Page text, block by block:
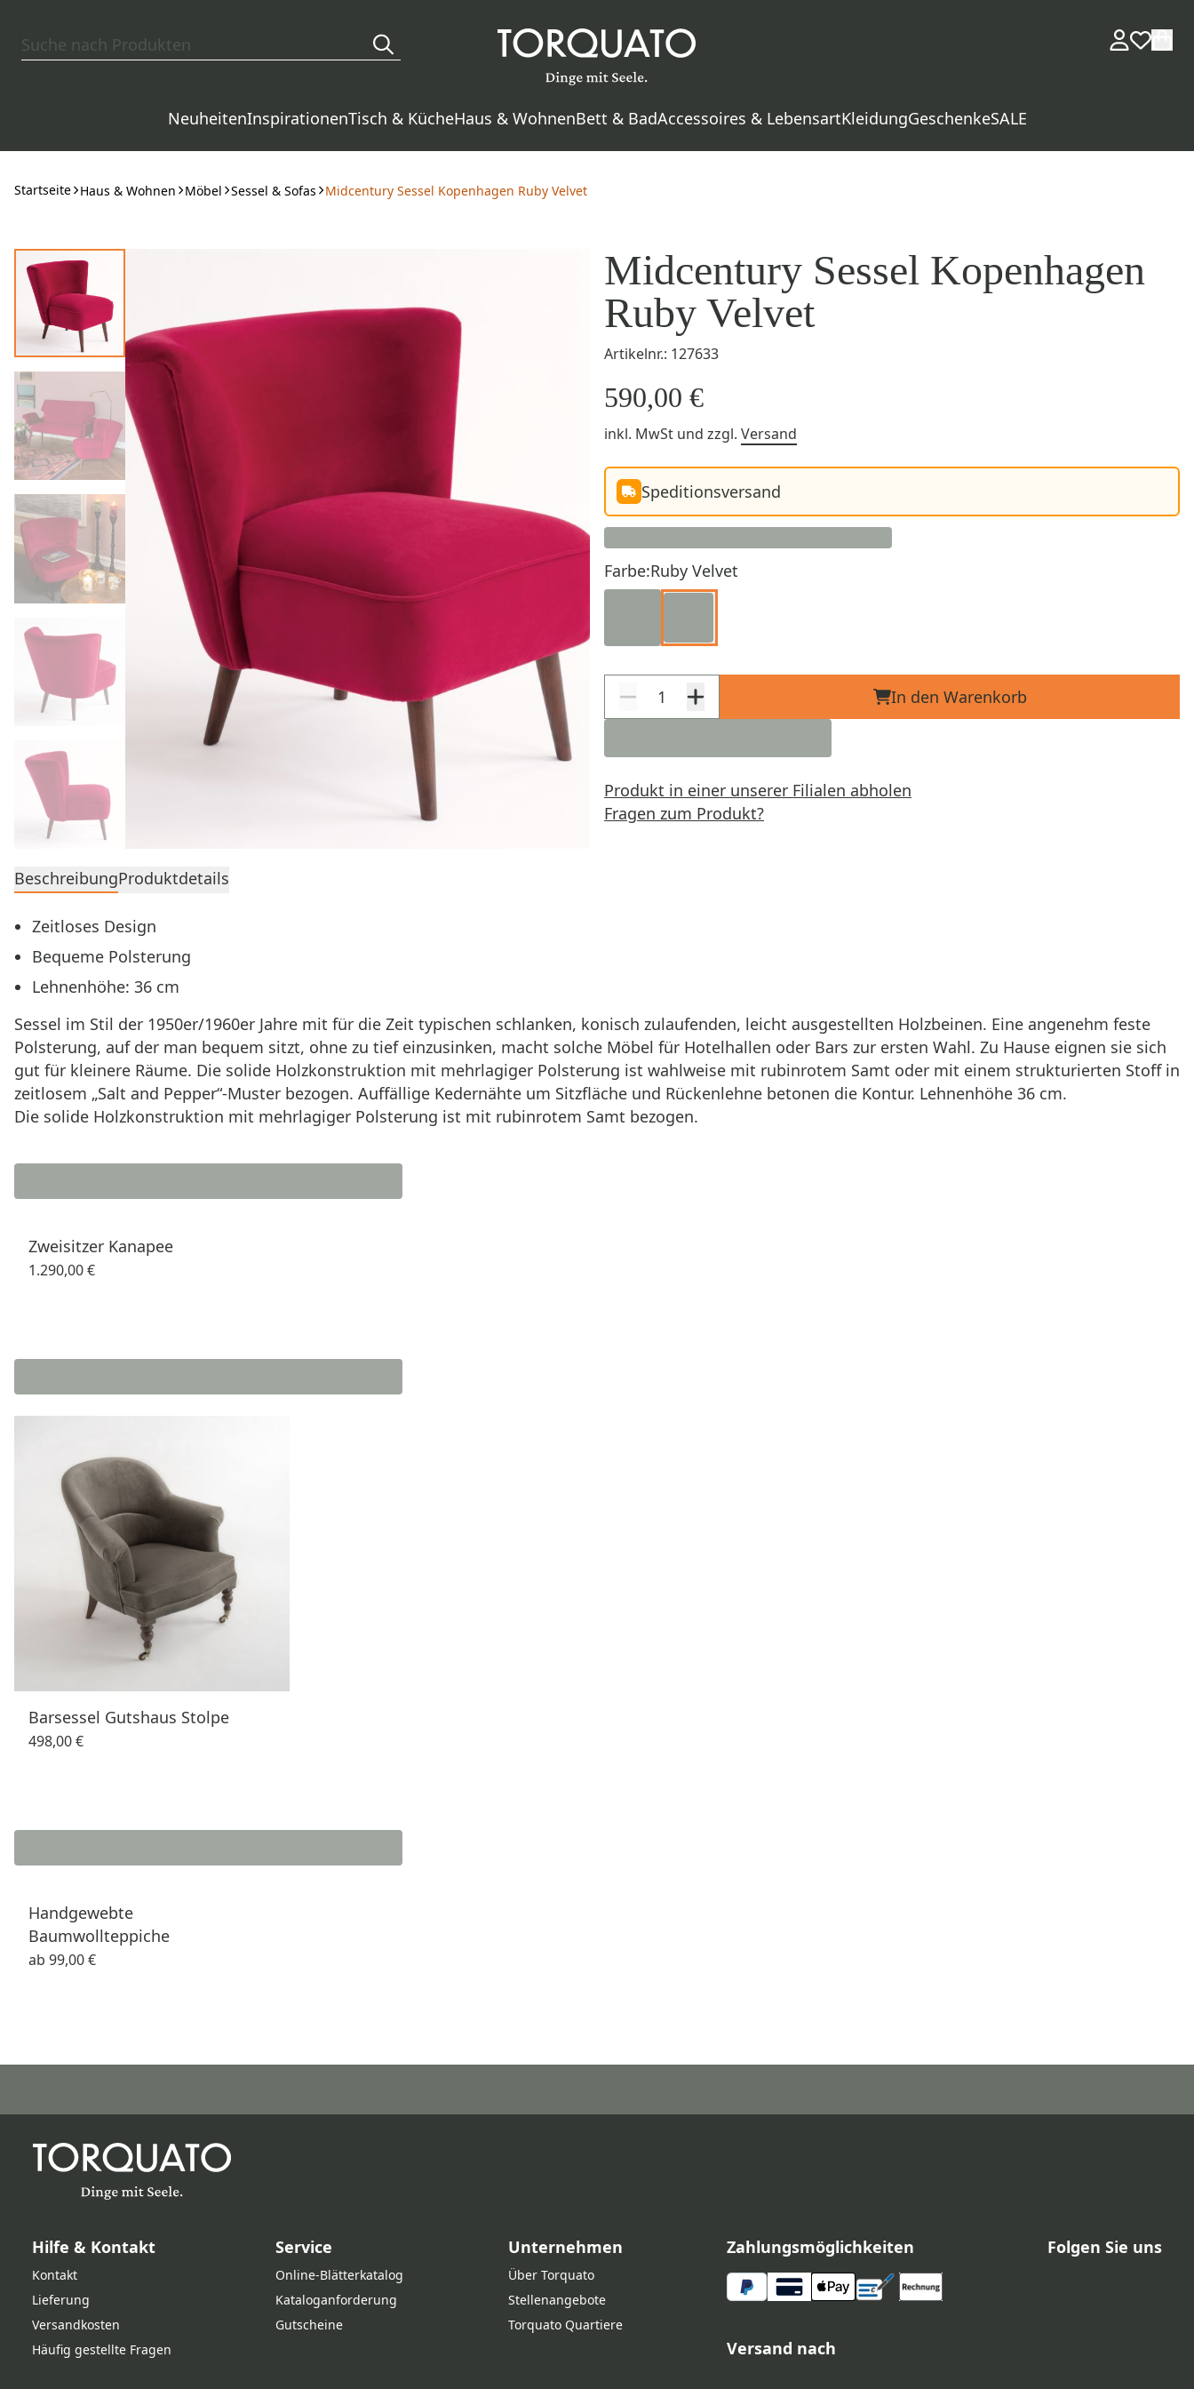
NeuheitenInspirationenTisch & KücheHaus & WohnenBett & BadAccessoires & LebensartKleidungGeschenkeSALE
Startseite Haus & Wohnen Möbel Sessel & Sofas Midcentury Sessel Kopenhagen Ruby Velvet
Midcentury Sessel Kopenhagen
Ruby Velvet
Artikelnr.: 127633
590,00 €
inkl. MwSt und zzgl. Versand
Speditionsversand
Farbe:Ruby Velvet
In den Warenkorb
Produkt in einer unserer Filialen abholen
Fragen zum Produkt?
BeschreibungProduktdetails
Zeitloses Design
Bequeme Polsterung
Lehnenhöhe: 36 cm
Sessel im Stil der 1950er/1960er Jahre mit für die Zeit typischen schlanken, konisch zulaufenden, leicht ausgestellten Holzbeinen. Eine angenehm feste
Polsterung, auf der man bequem sitzt, ohne zu tief einzusinken, macht solche Möbel für Hotelhallen oder Bars zur ersten Wahl. Zu Hause eignen sie sich
gut für kleinere Räume. Die solide Holzkonstruktion mit mehrlagiger Polsterung ist wahlweise mit rubinrotem Samt oder mit einem strukturierten Stoff in
zeit­losem „Salt and Pepper“-Muster bezogen. Auf­fällige Keder­nähte um Sitzfläche und Rückenlehne betonen die Kontur. Lehnenhöhe 36 cm.
Die solide Holzkonstruktion mit mehrlagiger Polsterung ist mit rubinrotem Samt bezogen.
Zweisitzer Kanapee
1.290,00 €
Barsessel Gutshaus Stolpe
498,00 €
Handgewebte
Baumwollteppiche
ab 99,00 €
Hilfe & Kontakt
Kontakt
Lieferung
Versandkosten
Häufig gestellte Fragen
Service
Online‑Blätterkatalog
Kataloganforderung
Gutscheine
Unternehmen
Über Torquato
Stellenangebote
Torquato Quartiere
Zahlungsmöglichkeiten
Versand nach
Folgen Sie uns